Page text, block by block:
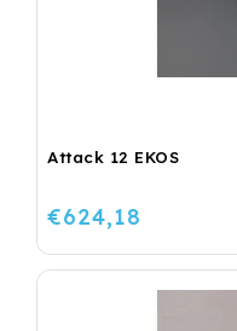
Attack 12 EKOS
€624,18